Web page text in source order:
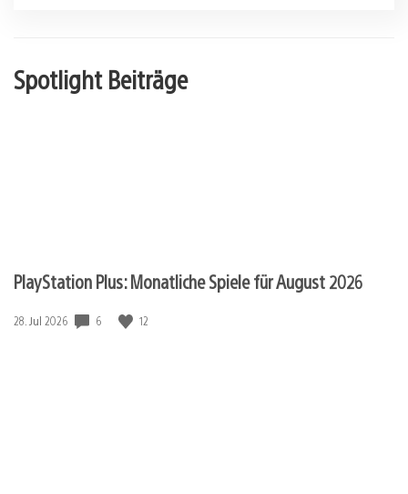
Spotlight Beiträge
PlayStation Plus: Monatliche Spiele für August 2026
Veröffentlichungsdatum:
28. Jul 2026 6 12